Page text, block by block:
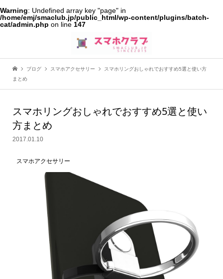
Warning: Undefined array key "page" in
/home/emj/smaclub.jp/public_html/wp-content/plugins/batch-
cat/admin.php on line 147
ブログ スマホアクセサリー
スマホリングおしゃれでおすすめ5選と使い方
まとめ
スマホリングおしゃれでおすすめ5選と使い
方まとめ
2017.01.10
スマホアクセサリー